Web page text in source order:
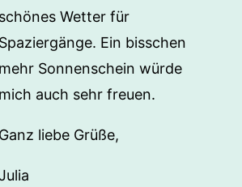
schönes Wetter für
Spaziergänge. Ein bisschen
mehr Sonnenschein würde
mich auch sehr freuen.
Ganz liebe Grüße,